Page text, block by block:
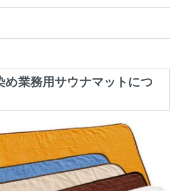
め業務用サウナマットにつ